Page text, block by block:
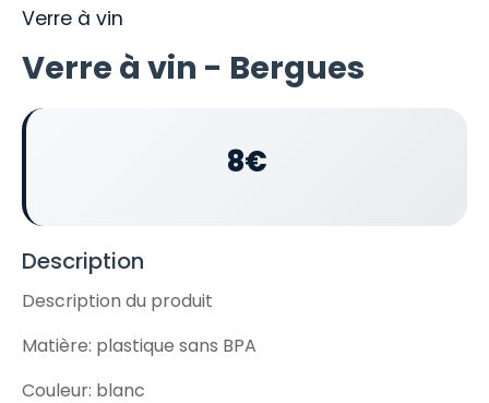
Verre à vin
Verre à vin - Bergues
8€
Description
Description du produit
Matière: plastique sans BPA
Couleur: blanc